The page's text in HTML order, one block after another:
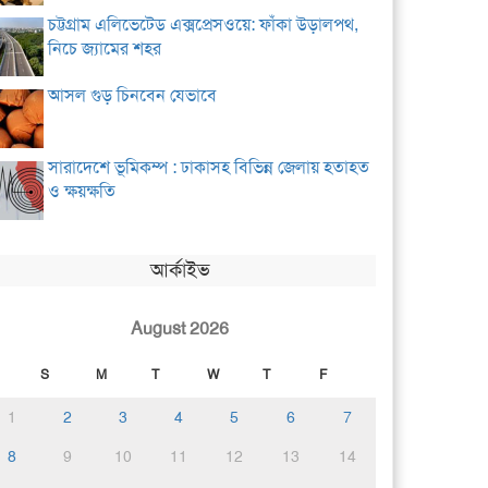
চট্টগ্রাম এলিভেটেড এক্সপ্রেসওয়ে: ফাঁকা উড়ালপথ,
নিচে জ্যামের শহর
আসল গুড় চিনবেন যেভাবে
সারাদেশে ভূমিকম্প : ঢাকাসহ বিভিন্ন জেলায় হতাহত
ও ক্ষয়ক্ষতি
আর্কাইভ
August 2026
S M T W T F
1 2 3 4 5 6
7
8
9 10 11 12 13
14